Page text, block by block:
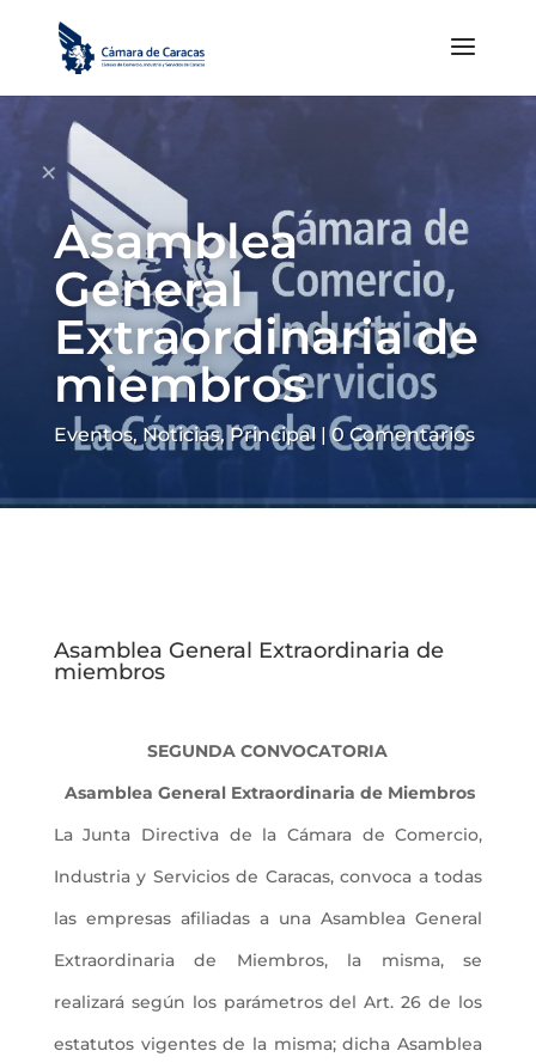
Asamblea
General
Extraordinaria de
miembros
Eventos, Noticias, Principal|0 Comentarios
Asamblea General Extraordinaria de
miembros
SEGUNDA CONVOCATORIA
Asamblea General Extraordinaria de Miembros
La Junta Directiva de la Cámara de Comercio,
Industria y Servicios de Caracas, convoca a todas
las empresas afiliadas a una Asamblea General
Extraordinaria de Miembros, la misma, se
realizará según los parámetros del Art. 26 de los
estatutos vigentes de la misma; dicha Asamblea